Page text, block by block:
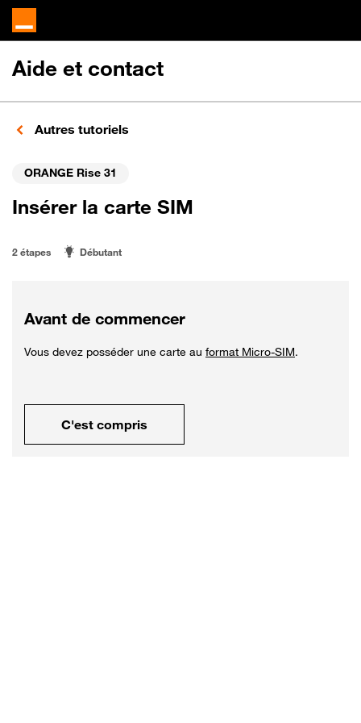
Aide et contact
Autres tutoriels
ORANGE Rise 31
Insérer la carte SIM
2 étapes Débutant
Avant de commencer
Vous devez posséder une carte au format Micro-SIM.
C'est compris